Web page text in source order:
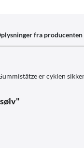
fra producenten
er cyklen